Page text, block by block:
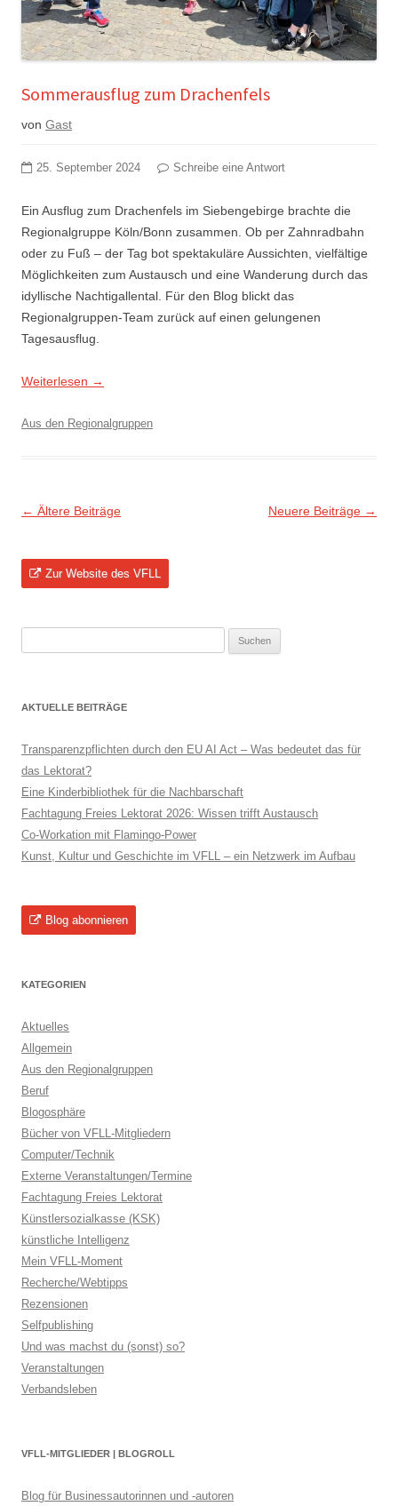
Sommerausflug zum Drachenfels
von Gast
25. September 2024 Schreibe eine Antwort
Ein Ausflug zum Drachenfels im Siebengebirge brachte die
Regionalgruppe Köln/Bonn zusammen. Ob per Zahnradbahn
oder zu Fuß – der Tag bot spektakuläre Aussichten, vielfältige
Möglichkeiten zum Austausch und eine Wanderung durch das
idyllische Nachtigallental. Für den Blog blickt das
Regionalgruppen-Team zurück auf einen gelungenen
Tagesausflug.
Weiterlesen →
Aus den Regionalgruppen
Beitragsnavigation
← Ältere Beiträge Neuere Beiträge →
Zur Website des VFLL
AKTUELLE BEITRÄGE
Transparenzpflichten durch den EU AI Act – Was bedeutet das für
das Lektorat?
Eine Kinderbibliothek für die Nachbarschaft
Fachtagung Freies Lektorat 2026: Wissen trifft Austausch
Co-Workation mit Flamingo-Power
Kunst, Kultur und Geschichte im VFLL – ein Netzwerk im Aufbau
Blog abonnieren
KATEGORIEN
Aktuelles
Allgemein
Aus den Regionalgruppen
Beruf
Blogosphäre
Bücher von VFLL-Mitgliedern
Computer/Technik
Externe Veranstaltungen/Termine
Fachtagung Freies Lektorat
Künstlersozialkasse (KSK)
künstliche Intelligenz
Mein VFLL-Moment
Recherche/Webtipps
Rezensionen
Selfpublishing
Und was machst du (sonst) so?
Veranstaltungen
Verbandsleben
VFLL-MITGLIEDER | BLOGROLL
Blog für Businessautorinnen und -autoren